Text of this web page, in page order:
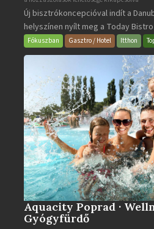
Bistro
&
Bar
bejegyzéshez
Új bisztrókoncepcióval indít a
helyszínen nyílt meg a Today
Fókuszban Gasztro / Hotel Itthon
Aquacity Poprad ·
Gyógyfürdő